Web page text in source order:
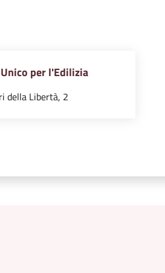
per l'Edilizia
della Libertà, 2